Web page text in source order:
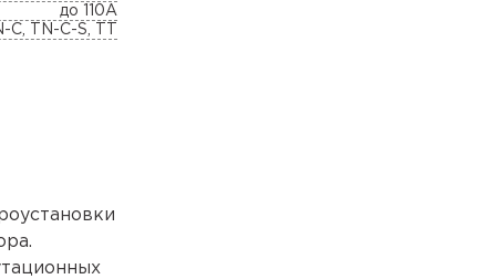
до 110А
C, TN-C-S, TT